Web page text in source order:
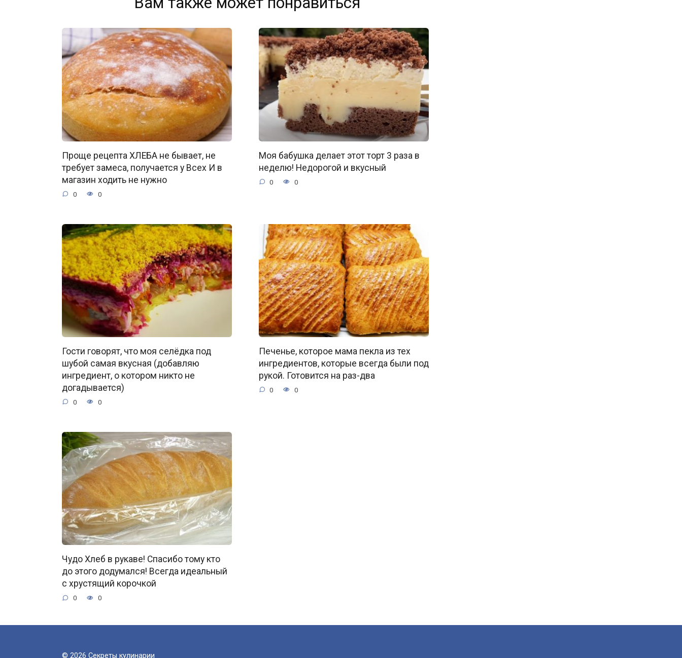
Проще рецепта ХЛЕБА не бывает, не
требует замеса, получается у Всех И в
магазин ходить не нужно
0 0
Моя бабушка делает этот торт 3 раза в
неделю! Недорогой и вкусный
0 0
Гости говорят, что моя селёдка под
шубой самая вкусная (добавляю
ингредиент, о котором никто не
догадывается)
0 0
Печенье, которое мама пекла из тех
ингредиентов, которые всегда были под
рукой. Готовится на раз-два
0 0
Чудо Хлеб в рукаве! Спасибо тому кто
до этого додумался! Всегда идеальный
с хрустящий корочкой
0 0
© 2026 Секреты кулинарии